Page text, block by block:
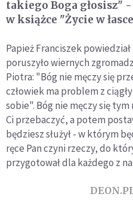
takiego Boga głosisz"
w książce "Życie w
Papież Franciszek
poruszyło wiernych
Piotra: "Bóg nie męczy się
człowiek ma problem z
sobie". Bóg nie męczy się
Ci przebaczyć, a potem
będziesz służył - w którym
ręce Pan czyni rzeczy, do
przygotował dla każdego z